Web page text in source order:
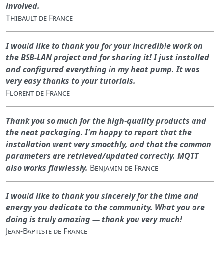
involved.
Thibault de France
I would like to thank you for your incredible work on
the BSB-LAN project and for sharing it! I just installed
and configured everything in my heat pump. It was
very easy thanks to your tutorials.
Florent de France
Thank you so much for the high-quality products and
the neat packaging. I'm happy to report that the
installation went very smoothly, and that the common
parameters are retrieved/updated correctly. MQTT
also works flawlessly. Benjamin de France
I would like to thank you sincerely for the time and
energy you dedicate to the community. What you are
doing is truly amazing — thank you very much!
Jean-Baptiste de France